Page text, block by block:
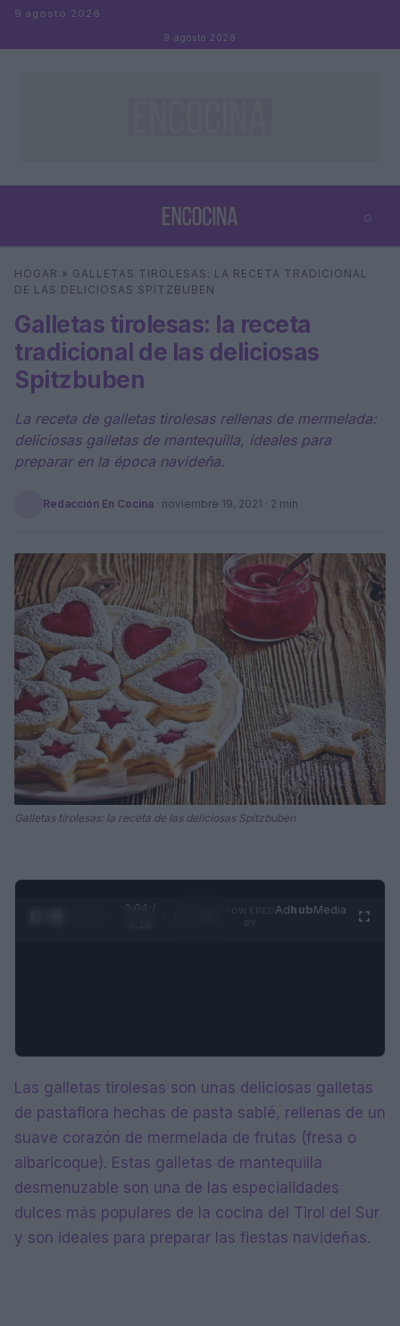
Saltar al contenido
9 agosto 2026
9 agosto 2026
⌕
Buscar ⌕ ×
HOGAR » GALLETAS TIROLESAS: LA RECETA TRADICIONAL
DE LAS DELICIOSAS SPITZBUBEN
Galletas tirolesas: la receta
tradicional de las deliciosas
Spitzbuben
La receta de galletas tirolesas rellenas de mermelada:
deliciosas galletas de mantequilla, ideales para
preparar en la época navideña.
Redacción En Cocina · noviembre 19, 2021 · 2 min
Galletas tirolesas: la receta de las deliciosas Spitzbuben
0:05 /
AdhubMedia
Las galletas tirolesas son unas deliciosas galletas
de pastaflora hechas de pasta sablé, rellenas de un
suave corazón de mermelada de frutas (fresa o
albaricoque). Estas galletas de mantequilla
desmenuzable son una de las especialidades
dulces más populares de la cocina del Tirol del Sur
y son ideales para preparar las fiestas navideñas.